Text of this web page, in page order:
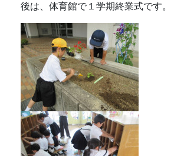
後は、体育館で１学期終業式です。